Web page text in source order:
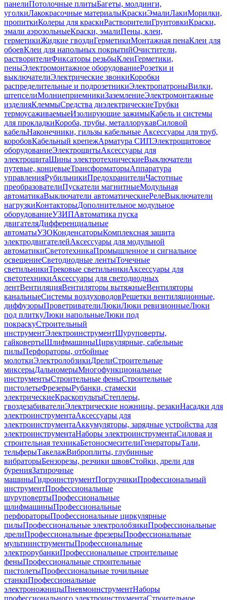
панелиПотолочные плитыБагеты, молдинги,
уголкиЛакокрасочные материалыКраскиЭмалиЛакиМорилки,
пропиткиКолеры для краскиРастворителиГрунтовкиКраски,
эмали аэрозольныеКраски, эмалиПены, клеи,
герметикиЖидкие гвоздиГерметикиМонтажная пенаКлеи для
обоевКлеи для напольных покрытийОчистители,
растворителиФиксаторы резьбыКлеиГерметики,
пеныЭлектромонтажное оборудованиеРозетки и
выключателиЭлектрические звонкиКоробки
распределительные и подрозетникиЭлектропатроныВилки,
штепселиМолниеприемникиЗаземлениеЭлектромонтажные
изделияКлеммыСредства диэлектрическиеТрубки
термоусаживаемыеИзолирующие зажимыКабель и системы
для прокладкиКороба, трубы, металлорукавСиловой
кабельНаконечники, гильзы кабельные Аксессуары для труб,
коробовКабельный крепежАрматура СИПЭлектрощитовое
оборудованиеЭлектрощитыАксессуары для
электрощитаШины электротехническиеВыключатели
путевые, концевыеТрансформаторыАппаратура
управленияРубильникиПредохранителиЧастотные
преобразователиПускатели магнитныеМодульная
автоматикаВыключатели автоматическиеРелеВыключатели
нагрузкиКонтакторыДополнительное модульное
оборудованиеУЗИПАвтоматика пуска
двигателяДифференциальные
автоматыУЗОКонденсаторыКомплексная защита
электродвигателейАксессуары для модульной
автоматикиСветотехникаПромышленное и сигнальное
освещениеСветодиодные лентыТочечные
светильникиТрековые светильникиАксессуары для
светотехникиАксессуары для светодиодных
лентВентиляцияВентиляторы вытяжныеВентиляторы
канальныеСистемы воздуховодовРешетки вентиляционные,
диффузорыПроветривателиЛюкиЛюки ревизионныеЛюки
под плиткуЛюки напольныеЛюки под
покраскуСтроительный
инструментЭлектроинструментШуруповерты,
гайковертыШлифмашиныЦиркулярные, сабельные
пилыПерфораторы, отбойные
молоткиЭлектролобзикиДрелиСтроительные
миксерыДальномерыМногофункциональные
инструментыСтроительные феныСтроительные
пистолетыФрезерыРубанки, стамески
электрическиеКраскопультыСтеплеры,
гвоздезабивателиЭлектрические ножницы, резакиНасадки для
электроинструментаАксессуары для
электроинструментаАккумуляторы, зарядные устройства для
электроинструментаНаборы электроинструментаСиловая и
строительная техникаБетоносмесителиГенераторыТали,
тельферыТакелажВиброплиты, глубинные
вибраторыБензорезы, резчики швовСтойки, дрели для
буренияЗатирочные
машиныГидроинструментПогрузчикиПрофессиональный
инструментПрофессиональные
шуруповертыПрофессиональные
шлифмашиныПрофессиональные
перфораторыПрофессиональные циркулярные
пилыПрофессиональные электролобзикиПрофессиональные
дрелиПрофессиональные фрезерыПрофессиональные
мультиинструментыПрофессиональные
электрорубанкиПрофессиональные строительные
феныПрофессиональные строительные
пистолетыПрофессиональные точильные
станкиПрофессиональные
электроножницыПневмоинструментНаборы
профессионального электроинструментаСтроительное